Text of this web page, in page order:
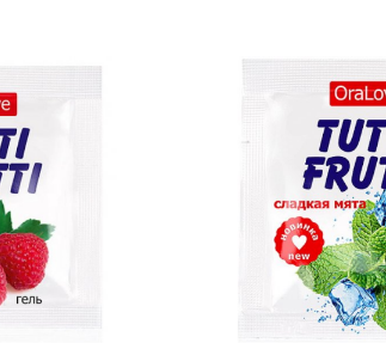
пояса
Мужское эротическое белье